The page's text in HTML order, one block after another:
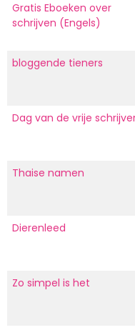
Gratis Eboeken over
schrijven (Engels)
bloggende tieners
Dag van de vrije
Thaise namen
Dierenleed
Zo simpel is het